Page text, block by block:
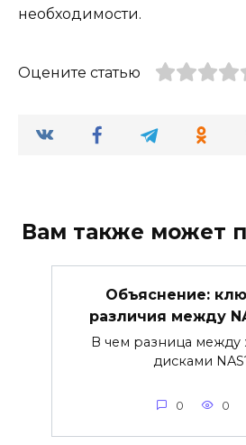
необходимости.
Оцените статью
Вам также может
Объяснение:
различия между
В чем разница между
дисками
0 0